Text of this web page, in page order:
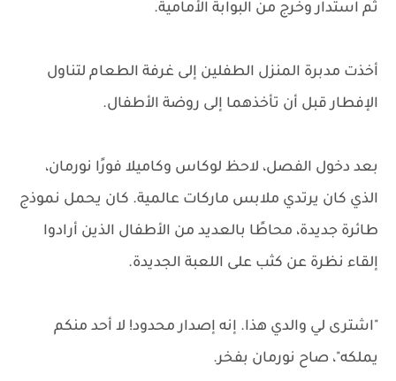
ثم استدار وخرج من البوابة الأمامية.
أخذت مدبرة المنزل الطفلين إلى غرفة الطعام لتناول
الإفطار قبل أن تأخذهما إلى روضة الأطفال.
بعد دخول الفصل، لاحظ لوكاس وكاميلا فورًا نورمان،
الذي كان يرتدي ملابس ماركات عالمية. كان يحمل نموذج
طائرة جديدة، محاطًا بالعديد من الأطفال الذين أرادوا
إلقاء نظرة عن كثب على اللعبة الجديدة.
"اشترى لي والدي هذا. إنه إصدار محدود! لا أحد منكم
يملكه"، صاح نورمان بفخر.